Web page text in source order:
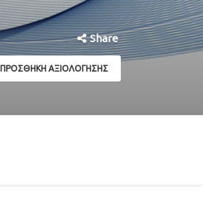
Share
ΠΡΟΣΘΉΚΗ ΑΞΙΟΛΌΓΗΣΗΣ